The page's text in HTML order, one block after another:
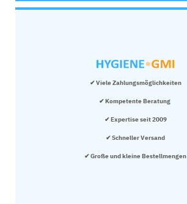
✔ Viele Zahlungsmöglichkeiten
✔ Kompetente Beratung
✔ Expertise seit 2009
✔ Schneller Versand
✔ Große und kleine Bestellmengen